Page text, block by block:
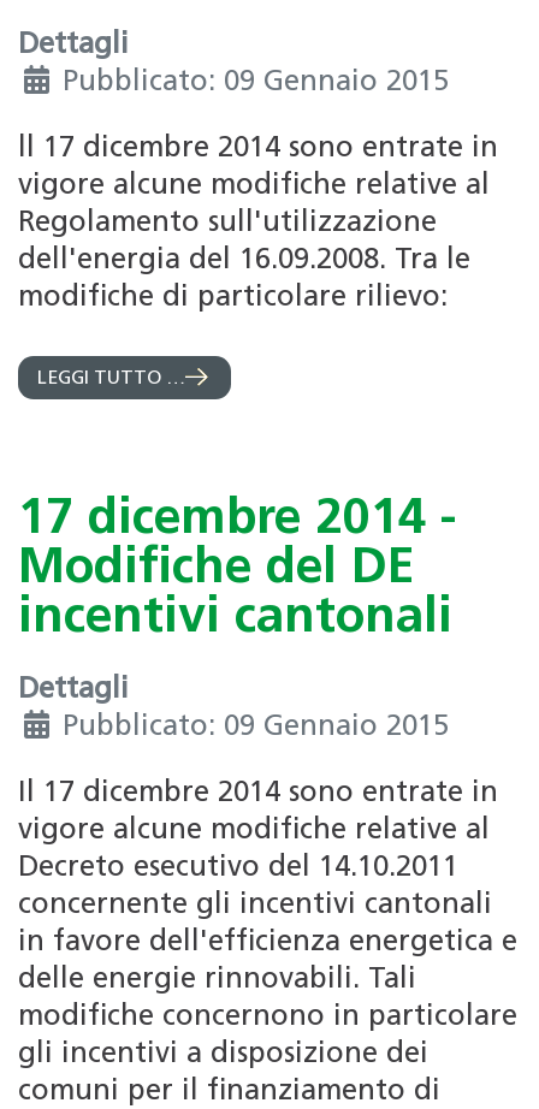
Dettagli
Pubblicato: 09 Gennaio 2015
ll 17 dicembre 2014 sono entrate in
vigore alcune modifiche relative al
Regolamento sull'utilizzazione
dell'energia del 16.09.2008. Tra le
modifiche di particolare rilievo:
LEGGI TUTTO …
17 dicembre 2014 -
Modifiche del DE
incentivi cantonali
Dettagli
Pubblicato: 09 Gennaio 2015
Il 17 dicembre 2014 sono entrate in
vigore alcune modifiche relative al
Decreto esecutivo del 14.10.2011
concernente gli incentivi cantonali
in favore dell'efficienza energetica e
delle energie rinnovabili. Tali
modifiche concernono in particolare
gli incentivi a disposizione dei
comuni per il finanziamento di